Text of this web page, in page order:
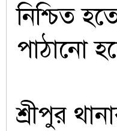
নিশ্চিত
পাঠানো
শ্রীপুর